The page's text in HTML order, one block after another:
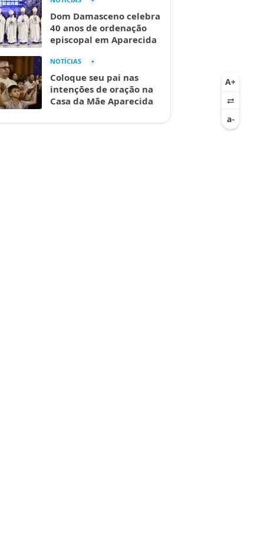
Dom Damasceno celebra
40 anos de ordenação
episcopal em Aparecida
NOTÍCIAS
Coloque seu pai nas
intenções de oração na
Casa da Mãe Aparecida